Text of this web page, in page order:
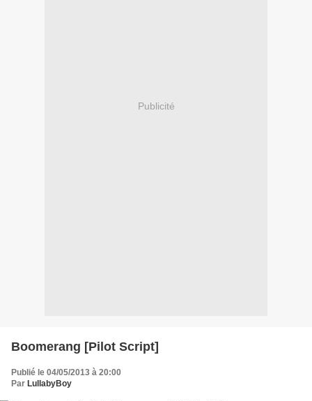
Publicité
Boomerang [Pilot Script]
Publié le 04/05/2013 à 20:00
Par LullabyBoy